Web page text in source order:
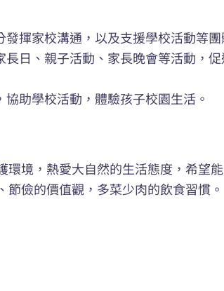
揮家校溝通，以及支援學校活動等團
日、親子活動、家長晚會等活動，促
助學校活動，體驗孩子校園生活。
環境，熱愛大自然的生活態度，希望
節儉的價值觀，多菜少肉的飲食習慣。